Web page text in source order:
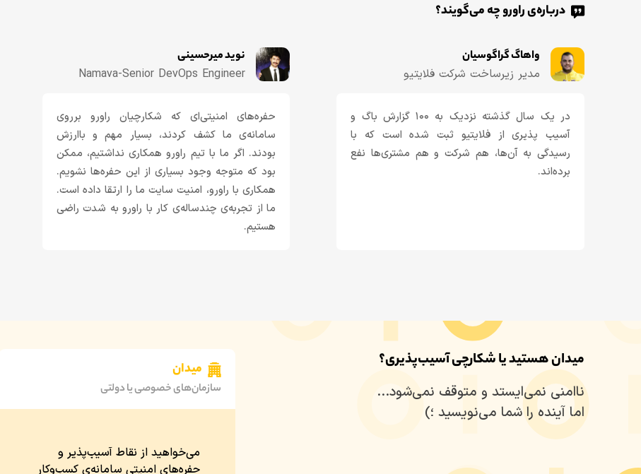
درباره‌ی راورو چه می‌گویند؟
واهاگ گراگوسیان
مدیر زیرساخت شرکت فلایتیو
در یک سال گذشته نزدیک به ۱۰۰ گزارش باگ و
آسیب پذیری از فلایتیو ثبت شده است که با
رسیدگی به آن‌ها، هم شرکت و هم مشتری‌ها نفع
برده‌اند.
نوید میرحسینی
Namava-Senior DevOps Engineer
حفره‌های امنیتی‌ای که شکارچیان راورو برروی
سامانه‌ی ما کشف کردند، بسیار مهم و باارزش
بودند. اگر ما با تیم راورو همکاری نداشتیم، ممکن
بود که متوجه وجود بسیاری از این حفره‌ها نشویم.
همکاری با راورو، امنیت سایت ما را ارتقا داده است.
ما از تجربه‌ی چندساله‌ی کار با راورو به شدت راضی
هستیم.
میدان هستید یا شکارچی آسیب‌پذیری؟
ناامنی نمی‌ایستد‌ و‌ متوقف‌ نمی‌شود...
اما آینده‌ را‌ شما‌ می‌نویسید ؛)
میدان
سازمان‌های خصوصی یا دولتی
می‌خواهید از نقاط آسیب‌پذیر و
حفره‌های امنیتی سامانه‌ی کسب‌‌وکار